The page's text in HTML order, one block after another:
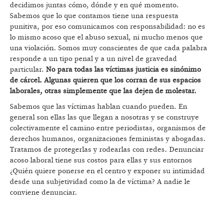
decidimos juntas cómo, dónde y en qué momento.
Sabemos que lo que contamos tiene una respuesta
punitiva, por eso comunicamos con responsabilidad: no es
lo mismo acoso que el abuso sexual, ni mucho menos que
una violación. Somos muy conscientes de que cada palabra
responde a un tipo penal y a un nivel de gravedad
particular. No para todas las víctimas justicia es sinónimo
de cárcel. Algunas quieren que los corran de sus espacios
laborales, otras simplemente que las dejen de molestar.
Sabemos que las víctimas hablan cuando pueden. En
general son ellas las que llegan a nosotras y se construye
colectivamente el camino entre periodistas, organismos de
derechos humanos, organizaciones feministas y abogadas.
Tratamos de protegerlas y rodearlas con redes. Denunciar
acoso laboral tiene sus costos para ellas y sus entornos
¿Quién quiere ponerse en el centro y exponer su intimidad
desde una subjetividad como la de víctima? A nadie le
conviene denunciar.